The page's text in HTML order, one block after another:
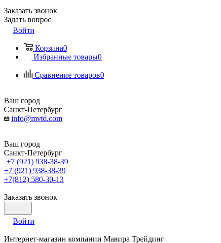
Заказать звонок
Задать вопрос
Войти
Корзина0
Избранные товары0
Сравнение товаров0
Ваш город
Санкт-Петербург
info@mvtd.com
Ваш город
Санкт-Петербург
+7 (921) 938-38-39
+7 (921) 938-38-39
+7(812) 580-30-13
Заказать звонок
Войти
Интернет-магазин компании Мавира Трейдинг